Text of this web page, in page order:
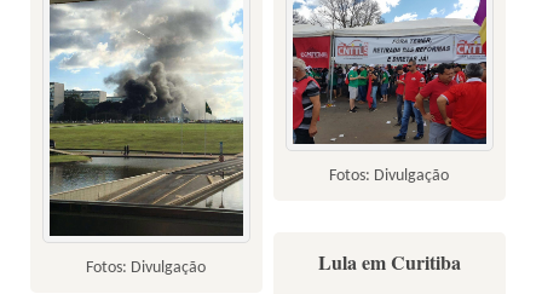
Fotos: Divulgação
Fotos: Divulgação
Lula em Curitiba